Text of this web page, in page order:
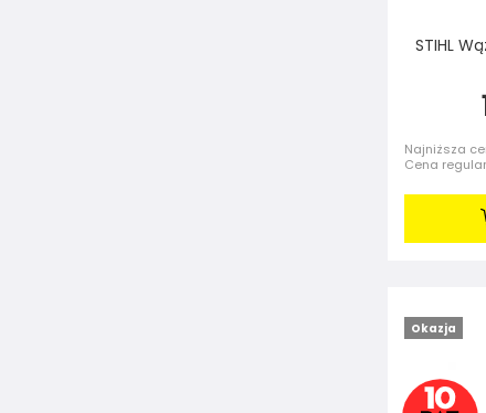
STIHL
Najniższa
Cena
Okazja